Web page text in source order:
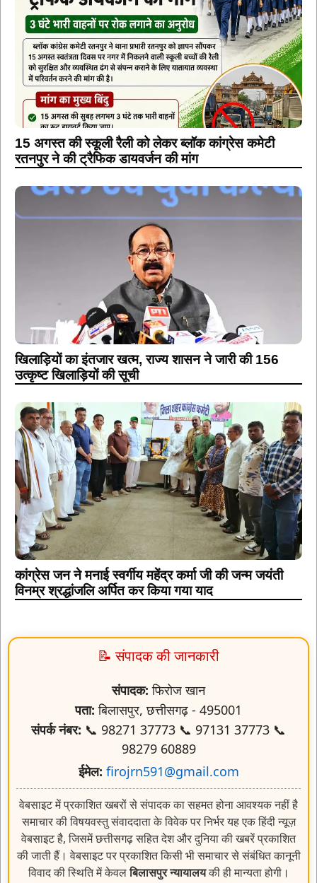
15 अगस्त की स्कूली रैली को लेकर ब्लॉक कांग्रेस कमेटी
रतनपुर ने की ट्रैफिक डायवर्जन की मांग
खिलाड़ियों का इंतजार खत्म, राज्य शासन ने जारी की 156
उत्कृष्ट खिलाड़ियों की सूची
कांग्रेस जन ने मनाई स्वर्गीय महेंद्र कर्मा जी की जन्म जयंती
विनम्र श्रद्धांजलि अर्पित कर किया गया याद
📝 संपादक की जानकारी
संपादक: फिरोज खान
पता: बिलासपुर, छत्तीसगढ़ - 495001
संपर्क नंबर: 📞 98271 37773 📞 97131 37773 📞
98279 60889
ईमेल: firojrn591@gmail.com
वेबसाइट में प्रकाशित खबरों से संपादक का सहमत होना आवश्यक नहीं है
समाचार की विषयवस्तु संवाददाता के विवेक पर निर्भर यह एक हिंदी न्यूज़
वेबसाइट है, जिसमें छत्तीसगढ़ सहित देश और दुनिया की खबरें प्रकाशित
की जाती हैं। वेबसाइट पर प्रकाशित किसी भी समाचार से संबंधित कानूनी
विवाद की स्थिति में केवलबिलासपुर न्यायालयकी ही मान्यता होगी।